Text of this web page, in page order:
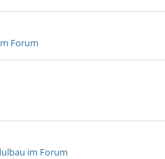
Forum
im Forum